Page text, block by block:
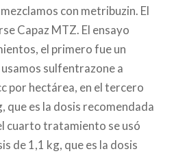
con metribuzin. El
Capaz MTZ. El ensayo
el primero fue un
sulfentrazone a
por hectárea, en el tercero
que es la dosis recomendada
cuarto tratamiento se usó
de 1,1 kg, que es la dosis